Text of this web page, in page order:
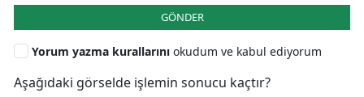
GÖNDER
Yorum yazma kurallarını okudum ve kabul ediyorum
Aşağıdaki görselde işlemin sonucu kaçtır?